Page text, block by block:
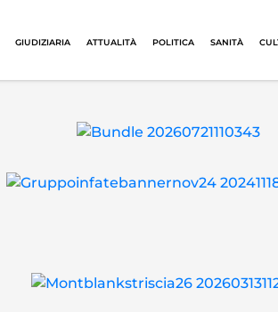
GIUDIZIARIA ATTUALITÀ POLITICA SANITÀ